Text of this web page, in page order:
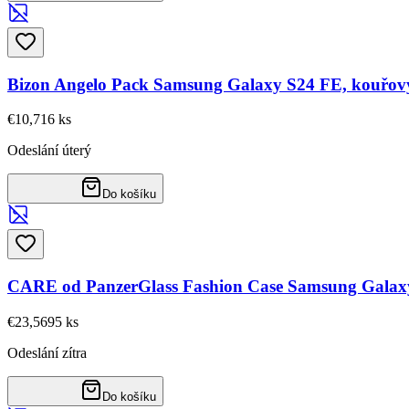
Bizon Angelo Pack Samsung Galaxy S24 FE,
€10,716 ks
Odeslání úterý
Do košíku
CARE od PanzerGlass Fashion Case Samsung
€23,5695 ks
Odeslání zítra
Do košíku